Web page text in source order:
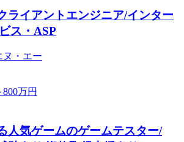
ライアントエンジニア/インター
ス・ASP
ヌ・エー
万円
人気ゲームのゲームテスター/